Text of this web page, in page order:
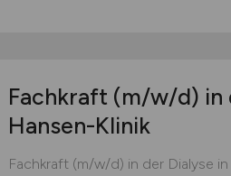
Fachkraft (m/w/d) in
Hansen-Klinik
Fachkraft (m/w/d) in der Dialyse